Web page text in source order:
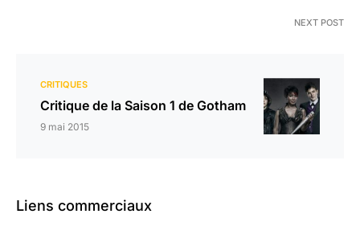
NEXT POST
CRITIQUES
Critique de la Saison 1 de Gotham
9 mai 2015
Liens commerciaux